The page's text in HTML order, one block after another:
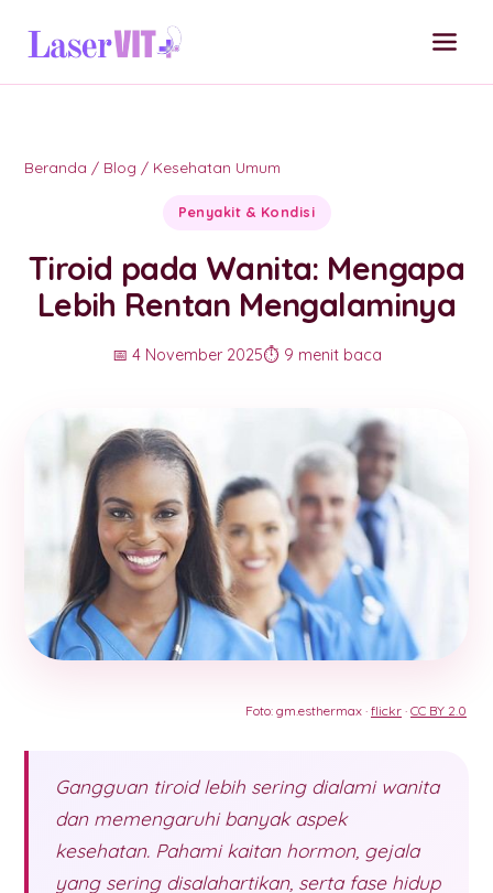
Beranda / Blog / Kesehatan Umum
Penyakit & Kondisi
Tiroid pada Wanita: Mengapa
Lebih Rentan Mengalaminya
📅 4 November 2025⏱️ 9 menit baca
Foto: gm.esthermax · flickr · CC BY 2.0
Gangguan tiroid lebih sering dialami wanita
dan memengaruhi banyak aspek
kesehatan. Pahami kaitan hormon, gejala
yang sering disalahartikan, serta fase hidup